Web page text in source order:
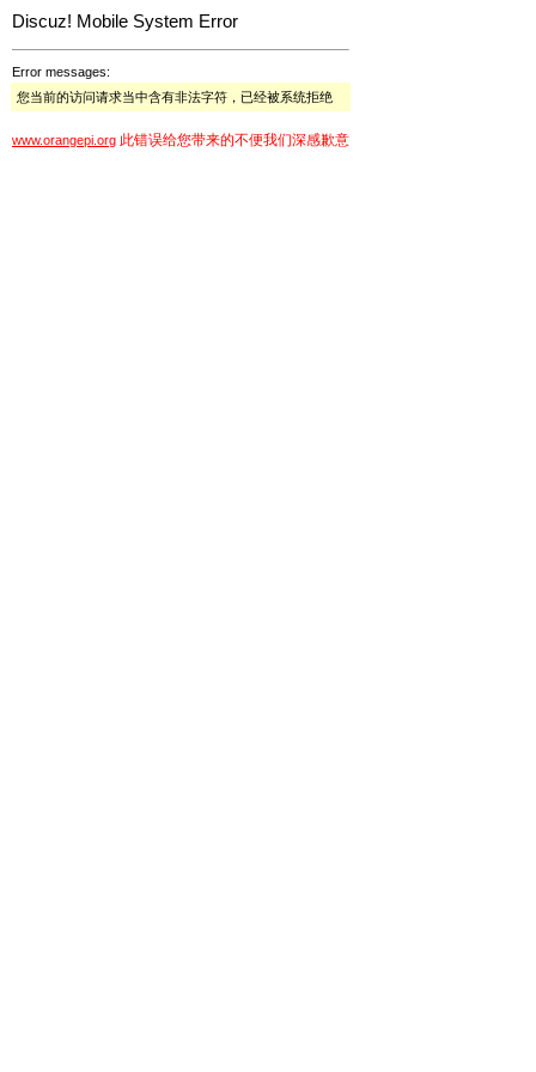
Discuz! Mobile System Error
Error messages:
您当前的访问请求当中含有非法字符，已经被系统拒绝
www.orangepi.org 此错误给您带来的不便我们深感歉意